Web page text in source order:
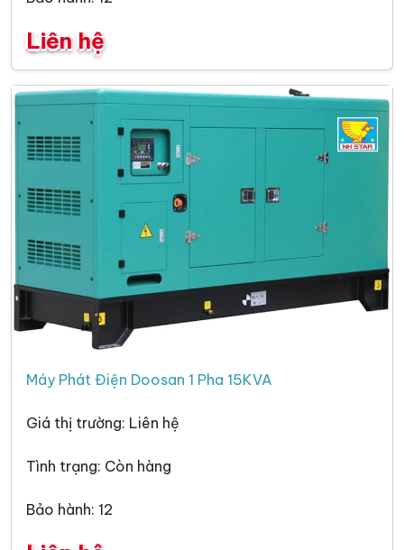
Liên hệ
Máy Phát Điện Doosan 1 Pha 15KVA
Giá thị trường: Liên hệ
Tình trạng: Còn hàng
Bảo hành: 12